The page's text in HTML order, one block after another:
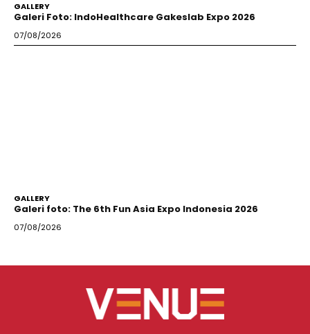
GALLERY
Galeri Foto: IndoHealthcare Gakeslab Expo 2026
07/08/2026
GALLERY
Galeri foto: The 6th Fun Asia Expo Indonesia 2026
07/08/2026